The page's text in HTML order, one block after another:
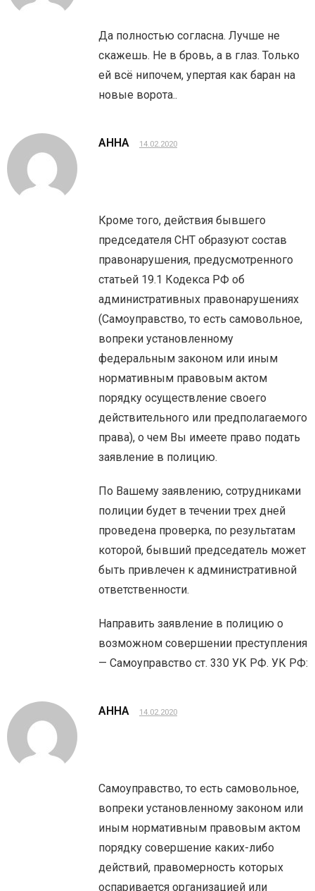
Да полностью согласна. Лучше не
скажешь. Не в бровь, а в глаз. Только
ей всё нипочем, упертая как баран на
новые ворота..
АННА 14.02.2020
Кроме того, действия бывшего
председателя СНТ образуют состав
правонарушения, предусмотренного
статьей 19.1 Кодекса РФ об
административных правонарушениях
(Самоуправство, то есть самовольное,
вопреки установленному
федеральным законом или иным
нормативным правовым актом
порядку осуществление своего
действительного или предполагаемого
права), о чем Вы имеете право подать
заявление в полицию.
По Вашему заявлению, сотрудниками
полиции будет в течении трех дней
проведена проверка, по результатам
которой, бывший председатель может
быть привлечен к административной
ответственности.
Направить заявление в полицию о
возможном совершении преступления
— Самоуправство ст. 330 УК РФ. УК РФ:
АННА 14.02.2020
Самоуправство, то есть самовольное,
вопреки установленному законом или
иным нормативным правовым актом
порядку совершение каких-либо
действий, правомерность которых
оспаривается организацией или